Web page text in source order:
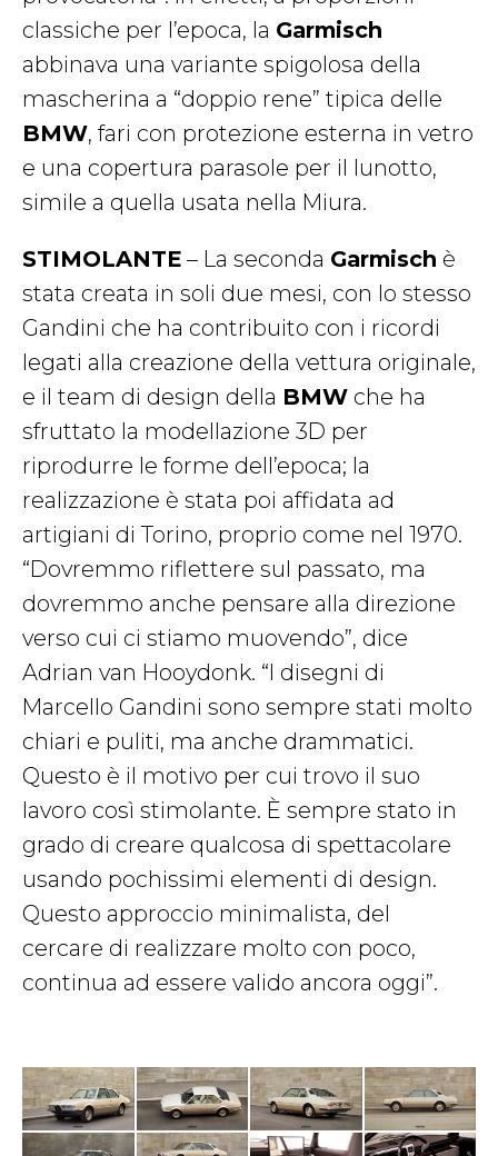
classiche per l’epoca, la Garmisch
abbinava una variante spigolosa della
mascherina a “doppio rene” tipica delle
BMW, fari con protezione esterna in vetro
e una copertura parasole per il lunotto,
simile a quella usata nella Miura.
STIMOLANTE – La seconda Garmisch è
stata creata in soli due mesi, con lo stesso
Gandini che ha contribuito con i ricordi
legati alla creazione della vettura originale,
e il team di design della BMW che ha
sfruttato la modellazione 3D per
riprodurre le forme dell’epoca; la
realizzazione è stata poi affidata ad
artigiani di Torino, proprio come nel 1970.
“Dovremmo riflettere sul passato, ma
dovremmo anche pensare alla direzione
verso cui ci stiamo muovendo”, dice
Adrian van Hooydonk. “I disegni di
Marcello Gandini sono sempre stati molto
chiari e puliti, ma anche drammatici.
Questo è il motivo per cui trovo il suo
lavoro così stimolante. È sempre stato in
grado di creare qualcosa di spettacolare
usando pochissimi elementi di design.
Questo approccio minimalista, del
cercare di realizzare molto con poco,
continua ad essere valido ancora oggi”.